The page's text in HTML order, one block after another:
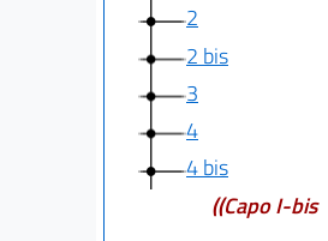
2
2 bis
3
4
4 bis
((Capo I-bis